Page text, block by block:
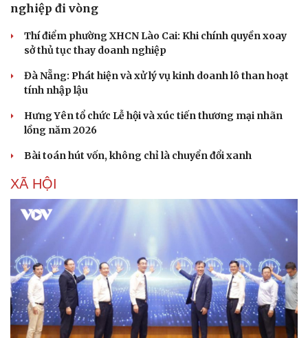
nghiệp đi vòng
Thí điểm phường XHCN Lào Cai: Khi chính quyền xoay
sở thủ tục thay doanh nghiệp
Đà Nẵng: Phát hiện và xử lý vụ kinh doanh lô than hoạt
tính nhập lậu
Hưng Yên tổ chức Lễ hội và xúc tiến thương mại nhãn
lồng năm 2026
Bài toán hút vốn, không chỉ là chuyển đổi xanh
XÃ HỘI